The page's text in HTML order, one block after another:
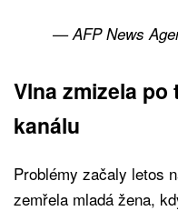
— AFP News
Vlna zmizela
kanálu
Problémy začaly letos
zemřela mladá žena,